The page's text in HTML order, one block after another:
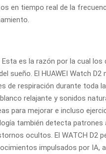
en tiempo real de la
es la razón por la cual
sueño. El HUAWEI Watch D2
de respiración durante toda
relajante y sonidos
para mejorar e incluso
también detecta patrones
ocultos. El WATCH D2
impulsados por IA,